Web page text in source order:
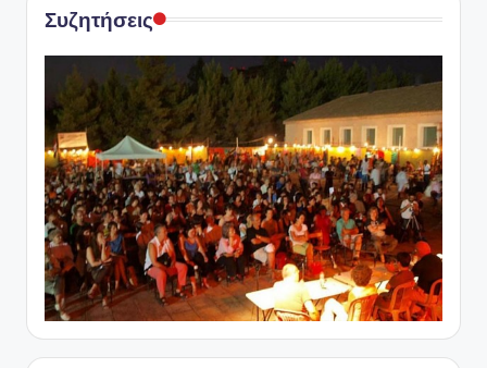
Συζητήσεις